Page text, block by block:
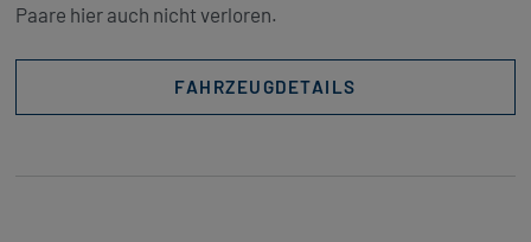
Paare hier auch nicht verloren.
FAHRZEUGDETAILS